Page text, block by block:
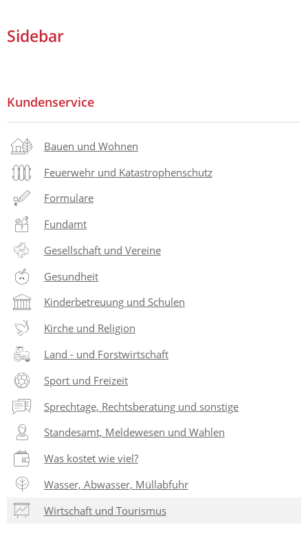
Sidebar
Kundenservice
Bauen und Wohnen
Feuerwehr und Katastrophenschutz
Formulare
Fundamt
Gesellschaft und Vereine
Gesundheit
Kinderbetreuung und Schulen
Kirche und Religion
Land - und Forstwirtschaft
Sport und Freizeit
Sprechtage, Rechtsberatung und sonstige
Standesamt, Meldewesen und Wahlen
Was kostet wie viel?
Wasser, Abwasser, Müllabfuhr
Wirtschaft und Tourismus